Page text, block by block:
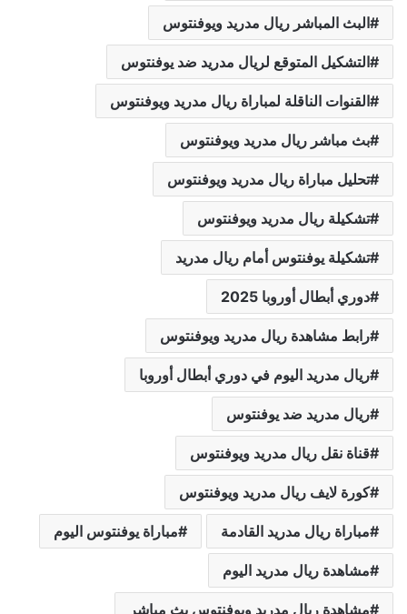
البث المباشر ريال مدريد ويوفنتوس
التشكيل المتوقع لريال مدريد ضد يوفنتوس
القنوات الناقلة لمباراة ريال مدريد ويوفنتوس
بث مباشر ريال مدريد ويوفنتوس
تحليل مباراة ريال مدريد ويوفنتوس
تشكيلة ريال مدريد ويوفنتوس
تشكيلة يوفنتوس أمام ريال مدريد
دوري أبطال أوروبا 2025
رابط مشاهدة ريال مدريد ويوفنتوس
ريال مدريد اليوم في دوري أبطال أوروبا
ريال مدريد ضد يوفنتوس
قناة نقل ريال مدريد ويوفنتوس
كورة لايف ريال مدريد ويوفنتوس
مباراة ريال مدريد القادمة مباراة يوفنتوس اليوم
مشاهدة ريال مدريد اليوم
مشاهدة ريال مدريد ويوفنتوس بث مباشر